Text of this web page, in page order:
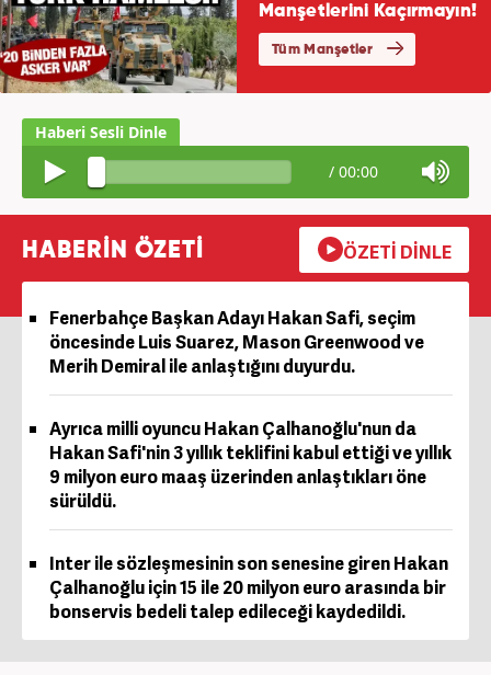
/ 00:00
HABERİN ÖZETİ ÖZETİ DİNLE
Fenerbahçe Başkan Adayı Hakan Safi, seçim
öncesinde Luis Suarez, Mason Greenwood ve
Merih Demiral ile anlaştığını duyurdu.
Ayrıca milli oyuncu Hakan Çalhanoğlu'nun da
Hakan Safi'nin 3 yıllık teklifini kabul ettiği ve yıllık
9 milyon euro maaş üzerinden anlaştıkları öne
sürüldü.
Inter ile sözleşmesinin son senesine giren Hakan
Çalhanoğlu için 15 ile 20 milyon euro arasında bir
bonservis bedeli talep edileceği kaydedildi.